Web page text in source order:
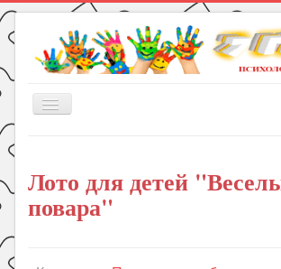
Включить/
Книги
Рукоделие
Лото для детей
повара"